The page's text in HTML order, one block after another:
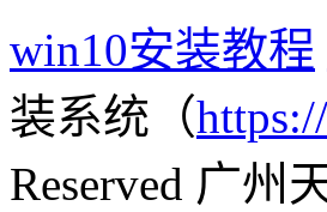
win10安装教程
装系统（
Reserved 广州